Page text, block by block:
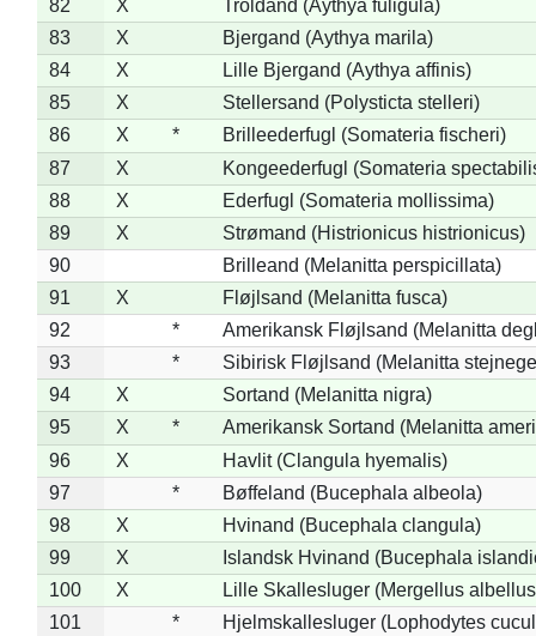
82
X
Troldand (Aythya fuligula)
83
X
Bjergand (Aythya marila)
84
X
Lille Bjergand (Aythya affinis)
85
X
Stellersand (Polysticta stelleri)
86
X *
Brilleederfugl (Somateria fischeri)
87
X
Kongeederfugl (Somateria
88
X
Ederfugl (Somateria mollissima)
89
X
Strømand (Histrionicus histrionicus)
90
Brilleand (Melanitta perspicillata)
91
X
Fløjlsand (Melanitta fusca)
92
*
Amerikansk Fløjlsand (Melanitta
93
*
Sibirisk Fløjlsand (Melanitta
94
X
Sortand (Melanitta nigra)
95
X *
Amerikansk Sortand (Melanitta
96
X
Havlit (Clangula hyemalis)
97
*
Bøffeland (Bucephala albeola)
98
X
Hvinand (Bucephala clangula)
99
X
Islandsk Hvinand (Bucephala
100
X
Lille Skallesluger (Mergellus
101
* Hjelmskallesluger (Lophodytes